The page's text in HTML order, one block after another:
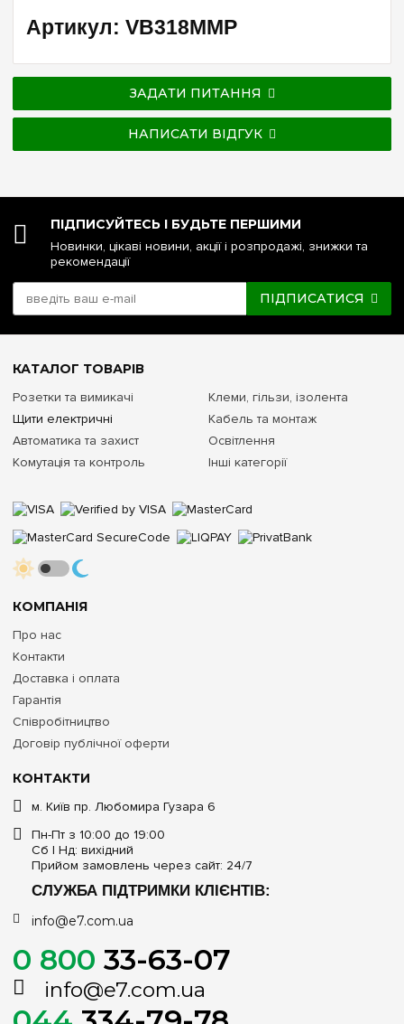
Артикул: VB318MMP
ЗАДАТИ ПИТАННЯ
НАПИСАТИ ВІДГУК
ПІДПИСУЙТЕСЬ І БУДЬТЕ ПЕРШИМИ
Новинки, цікаві новини, акції і розпродажі, знижки та
рекомендації
ПІДПИСАТИСЯ
КОНТАКТИ
м. Київ пр. Любомира Гузара 6
Пн-Пт з 10:00 до 19:00
Сб | Нд: вихідний
Прийом замовлень через сайт: 24/7
СЛУЖБА ПІДТРИМКИ КЛІЄНТІВ:
info@e7.com.ua
0 800 33-63-07
info@e7.com.ua
КОМПАНІЯ
Про нас
Контакти
Доставка і оплата
Гарантія
Співробітництво
Договір публічної оферти
КАТАЛОГ ТОВАРІВ
Розетки та вимикачі
Щити електричні
Автоматика та захист
Комутація та контроль
Клеми, гільзи, ізолента
Кабель та монтаж
Освітлення
Інші категорії